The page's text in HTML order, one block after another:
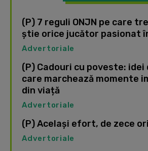
(P) 7 reguli ONJN pe care
știe orice jucător pasionat
Advertoriale
(P) Cadouri cu poveste:
care marchează momente
din viață
Advertoriale
(P) Același efort, de zece
Advertoriale